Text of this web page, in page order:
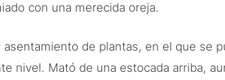
con una merecida oreja.
de plantas, en el que se
nivel. Mató de una estocada arriba,